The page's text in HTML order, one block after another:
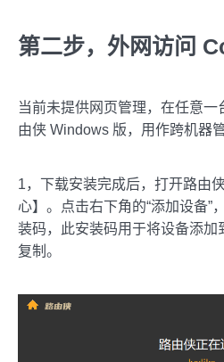
第二步，外网访问
当前未提供网页管理，在任意
由侠 Windows 版，用作跨机器管
1，下载安装完成后，打开路由
心】。点击右下角的“添加设备”
装码，此安装码用于将设备添加
复制。